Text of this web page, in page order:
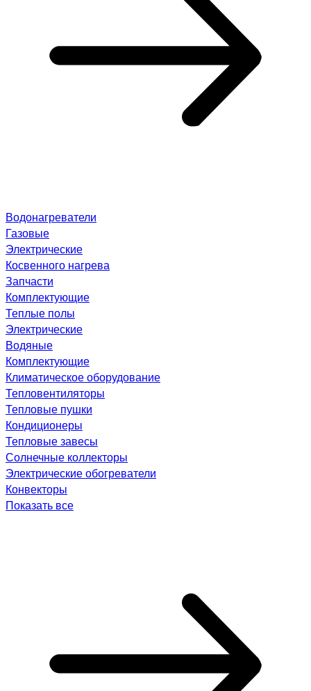
Водонагреватели
Газовые
Электрические
Косвенного нагрева
Запчасти
Комплектующие
Теплые полы
Электрические
Водяные
Комплектующие
Климатическое оборудование
Тепловентиляторы
Тепловые пушки
Кондиционеры
Тепловые завесы
Солнечные коллекторы
Электрические обогреватели
Конвекторы
Показать все